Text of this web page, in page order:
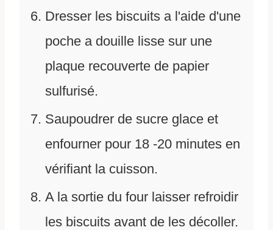
Dresser les biscuits a l'aide d'une
poche a douille lisse sur une
plaque recouverte de papier
sulfurisé.
Saupoudrer de sucre glace et
enfourner pour 18 -20 minutes en
vérifiant la cuisson.
A la sortie du four laisser refroidir
les biscuits avant de les décoller.